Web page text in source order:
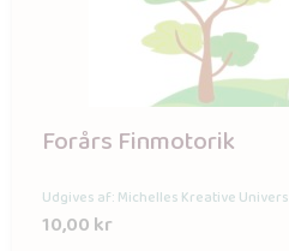
Forårs Finmotorik
Udgives af: Michelles Kreative Univers
10,00kr